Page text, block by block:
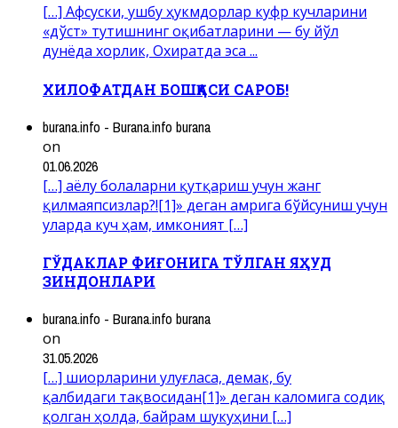
[…] Афсуски, ушбу ҳукмдорлар куфр кучларини
«дўст» тутишнинг оқибатларини — бу йўл
дунёда хорлик, Охиратда эса ...
ХИЛОФАТДАН БОШҚАСИ САРОБ!
burana.info - Burana.info burana
on
01.06.2026
[…] аёлу болаларни қутқариш учун жанг
қилмаяпсизлар?![1]» деган амрига бўйсуниш учун
уларда куч ҳам, имконият […]
ГЎДАКЛАР ФИҒОНИГА ТЎЛГАН ЯҲУД
ЗИНДОНЛАРИ
burana.info - Burana.info burana
on
31.05.2026
[…] шиорларини улуғласа, демак, бу
қалбидаги тақвосидан[1]» деган каломига содиқ
қолган ҳолда, байрам шукуҳини […]